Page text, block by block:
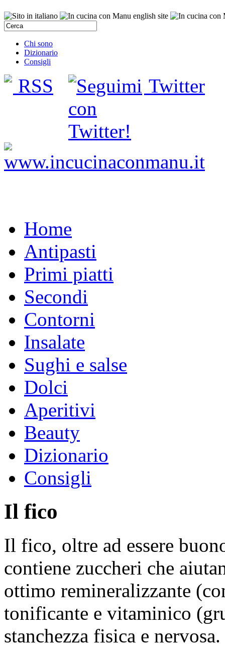
Chi sono
Dizionario
Consigli
RSS Twitter
Home
Antipasti
Primi piatti
Secondi
Contorni
Insalate
Sughi e salse
Dolci
Aperitivi
Beauty
Dizionario
Consigli
Il fico
Il fico, oltre ad essere
contiene zuccheri che
ottimo remineralizzante
tonificante e vitaminico
stanchezza fisica e nervosa.